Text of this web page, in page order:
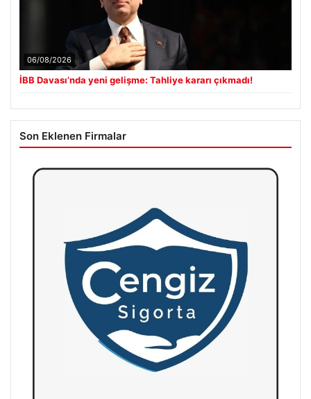
06/08/2026
İBB Davası’nda yeni gelişme: Tahliye kararı çıkmadı!
Son Eklenen Firmalar